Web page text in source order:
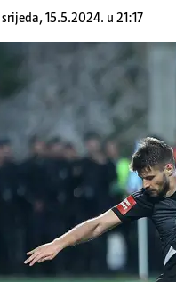
srijeda, 15.5.2024. u 21:17